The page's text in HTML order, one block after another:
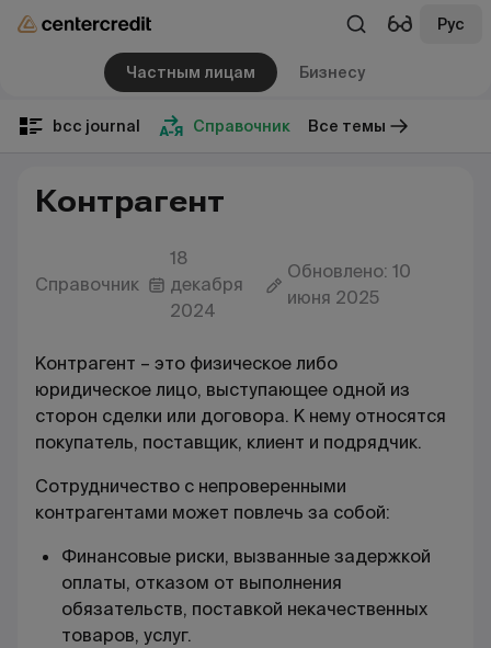
Рус
Частным лицам Бизнесу
bcc journal Справочник Все темы
Контрагент
Справочник
18
декабря
2024
Обновлено: 10
июня 2025
Контрагент – это физическое либо
юридическое лицо, выступающее одной из
сторон сделки или договора. К нему относятся
покупатель, поставщик, клиент и подрядчик.
Сотрудничество с непроверенными
контрагентами может повлечь за собой:
Финансовые риски, вызванные задержкой
оплаты, отказом от выполнения
обязательств, поставкой некачественных
товаров, услуг.